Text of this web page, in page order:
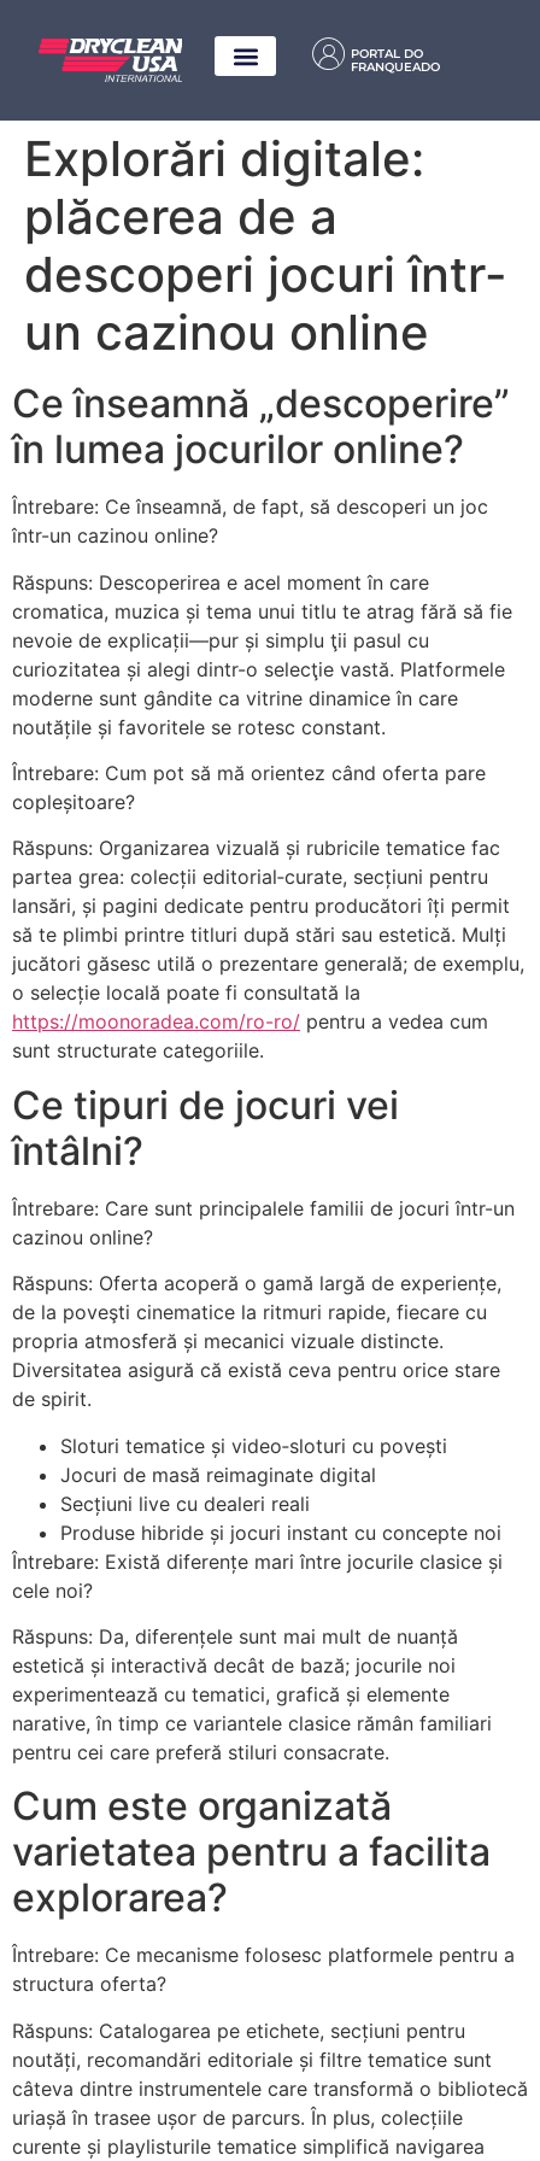
PORTAL DO
FRANQUEADO
Explorări digitale:
plăcerea de a
descoperi jocuri într-
un cazinou online
Ce înseamnă „descoperire”
în lumea jocurilor online?
Întrebare: Ce înseamnă, de fapt, să descoperi un joc
într-un cazinou online?
Răspuns: Descoperirea e acel moment în care
cromatica, muzica și tema unui titlu te atrag fără să fie
nevoie de explicații—pur și simplu ţii pasul cu
curiozitatea și alegi dintr-o selecţie vastă. Platformele
moderne sunt gândite ca vitrine dinamice în care
noutățile și favoritele se rotesc constant.
Întrebare: Cum pot să mă orientez când oferta pare
copleșitoare?
Răspuns: Organizarea vizuală și rubricile tematice fac
partea grea: colecții editorial‑curate, secțiuni pentru
lansări, și pagini dedicate pentru producători îți permit
să te plimbi printre titluri după stări sau estetică. Mulți
jucători găsesc utilă o prezentare generală; de exemplu,
o selecție locală poate fi consultată la
https://moonoradea.com/ro-ro/ pentru a vedea cum
sunt structurate categoriile.
Ce tipuri de jocuri vei
întâlni?
Întrebare: Care sunt principalele familii de jocuri într-un
cazinou online?
Răspuns: Oferta acoperă o gamă largă de experiențe,
de la poveşti cinematice la ritmuri rapide, fiecare cu
propria atmosferă și mecanici vizuale distincte.
Diversitatea asigură că există ceva pentru orice stare
de spirit.
Sloturi tematice și video‑sloturi cu povești
Jocuri de masă reimaginate digital
Secțiuni live cu dealeri reali
Produse hibride și jocuri instant cu concepte noi
Întrebare: Există diferențe mari între jocurile clasice și
cele noi?
Răspuns: Da, diferențele sunt mai mult de nuanță
estetică și interactivă decât de bază; jocurile noi
experimentează cu tematici, grafică și elemente
narative, în timp ce variantele clasice rămân familiari
pentru cei care preferă stiluri consacrate.
Cum este organizată
varietatea pentru a facilita
explorarea?
Întrebare: Ce mecanisme folosesc platformele pentru a
structura oferta?
Răspuns: Catalogarea pe etichete, secțiuni pentru
noutăți, recomandări editoriale și filtre tematice sunt
câteva dintre instrumentele care transformă o bibliotecă
uriașă în trasee ușor de parcurs. În plus, colecțiile
curente și playlisturile tematice simplifică navigarea